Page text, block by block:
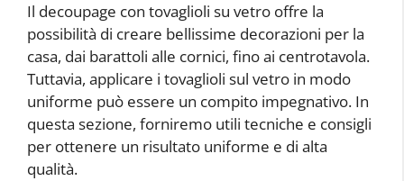
Il decoupage con tovaglioli su vetro offre la
possibilità di creare bellissime decorazioni per la
casa, dai barattoli alle cornici, fino ai centrotavola.
Tuttavia, applicare i tovaglioli sul vetro in modo
uniforme può essere un compito impegnativo. In
questa sezione, forniremo utili tecniche e consigli
per ottenere un risultato uniforme e di alta
qualità.